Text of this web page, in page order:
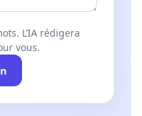
L’IA rédigera
vous.